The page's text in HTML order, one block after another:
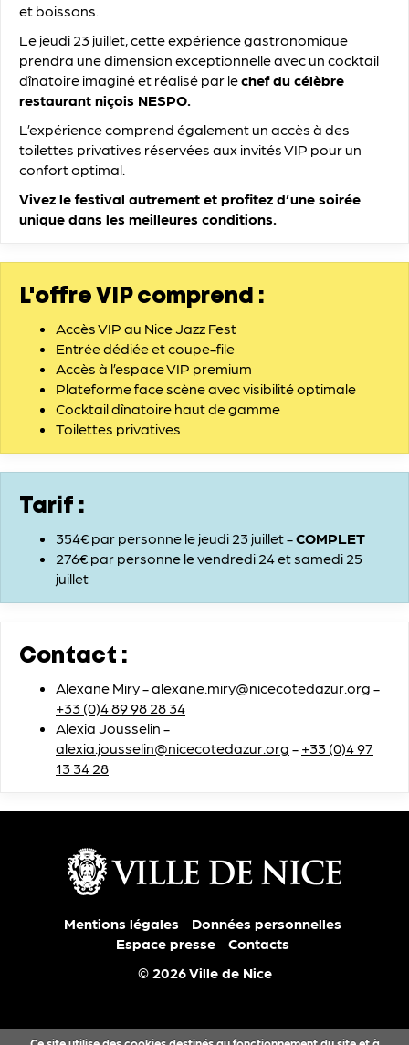
et boissons.
Le jeudi 23 juillet, cette expérience gastronomique
prendra une dimension exceptionnelle avec un cocktail
dînatoire imaginé et réalisé par lechef du célèbre
restaurant niçois NESPO.
L’expérience comprend également un accès à des
toilettes privatives réservées aux invités VIP pour un
confort optimal.
Vivez le festival autrement et profitez d’une soirée
unique dans les meilleures conditions.
L'offre VIP comprend :
Accès VIP au Nice Jazz Fest
Entrée dédiée et coupe-file
Accès à l’espace VIP premium
Plateforme face scène avec visibilité optimale
Cocktail dînatoire haut de gamme
Toilettes privatives
Tarif :
354€ par personne le jeudi 23 juillet -COMPLET
276€ par personne le vendredi 24 et samedi 25
juillet
Contact :
Alexane Miry -alexane.miry@nicecotedazur.org -
+33 (0)4 89 98 28 34
Alexia Jousselin -
alexia.jousselin@nicecotedazur.org - +33 (0)4 97
13 34 28
Mentions légales
Données personnelles
Espace presse
Contacts
© 2026 Ville de Nice
Ce site utilise des cookies destinés au fonctionnement du site et à